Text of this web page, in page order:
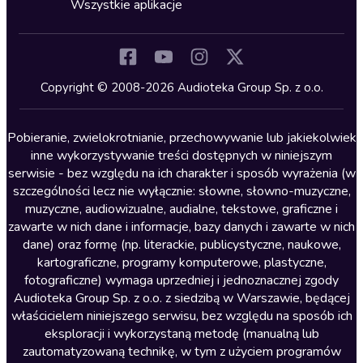
Kryminały
Lektury szkolne
Literatura anglojęzyczna
Literatura faktu
Literatura obyczajowa
Literatura piękna obca
Literatura piękna polska
Nagrania relaksacyjne
Nauka języków
Nauki humanistyczne
Podcasty i audycje
Wszystkie aplikacje
Copyright © 2008-2026 Audioteka Group Sp. z o.o.
Pobieranie, zwielokrotnianie, przechowywanie lub jakiekolwiek
inne wykorzystywanie treści dostępnych w niniejszym
serwisie - bez względu na ich charakter i sposób wyrażenia (w
szczególności lecz nie wyłącznie: słowne, słowno-muzyczne,
muzyczne, audiowizualne, audialne, tekstowe, graficzne i
zawarte w nich dane i informacje, bazy danych i zawarte w nich
dane) oraz formę (np. literackie, publicystyczne, naukowe,
kartograficzne, programy komputerowe, plastyczne,
fotograficzne) wymaga uprzedniej i jednoznacznej zgody
Audioteka Group Sp. z o.o. z siedzibą w Warszawie, będącej
właścicielem niniejszego serwisu, bez względu na sposób ich
eksploracji i wykorzystaną metodę (manualną lub
zautomatyzowaną technikę, w tym z użyciem programów